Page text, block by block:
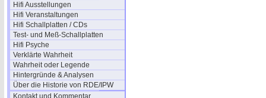
Hifi Ausstellungen
Hifi Veranstaltungen
Hifi Schallplatten / CDs
Test- und Meß-Schallplatten
Hifi Psyche
Verklärte Wahrheit
Wahrheit oder Legende
Hintergründe & Analysen
Über die Historie von RDE/IPW
Kontakt und Kommentar